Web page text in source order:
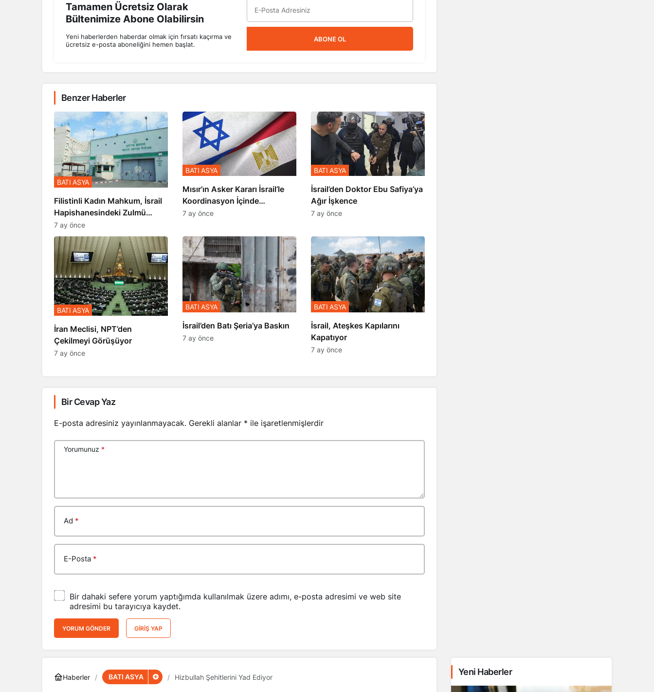
Tamamen Ücretsiz Olarak
Bültenimize Abone Olabilirsin
Yeni haberlerden haberdar olmak için fırsatı kaçırma ve
ücretsiz e-posta aboneliğini hemen başlat.
ABONE OL
Benzer Haberler
Filistinli Kadın Mahkum, İsrail
Hapishanesindeki Zulmü
Anlattı
BATI ASYA
7 ay önce
Mısır’ın Asker Kararı İsrail’le
Koordinasyon İçinde
Gerçekleşmiş
BATI ASYA
7 ay önce
İsrail’den Doktor Ebu Safiya’ya
Ağır İşkence
BATI ASYA
7 ay önce
İran Meclisi, NPT’den
Çekilmeyi Görüşüyor
BATI ASYA
7 ay önce
​​​​​​​İsrail’den Batı Şeria’ya Baskın
BATI ASYA
7 ay önce
İsrail, Ateşkes Kapılarını
Kapatıyor
BATI ASYA
7 ay önce
Bir Cevap Yaz
E-posta adresiniz yayınlanmayacak. Gerekli alanlar * ile işaretlenmişlerdir
Yorumunuz *
Ad *
E-Posta *
Bir dahaki sefere yorum yaptığımda kullanılmak üzere adımı, e-posta adresimi ve web site
adresimi bu tarayıcıya kaydet.
YORUM GÖNDER GIRIŞ YAP
Haberler BATI ASYA Hizbullah Şehitlerini Yad Ediyor Yeni Haberler